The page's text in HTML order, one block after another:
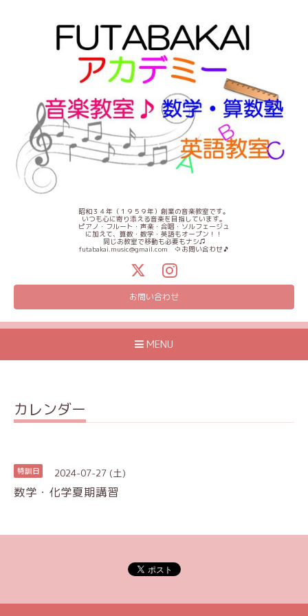
昭和３４年（１９５９年）創業の音楽教室です。
いつも心に寄り添える音楽を目指しています。
ピアノ・フルート・声楽・合唱・ソルフェージュ
に加えて、算数・数学・英語もオープン！！
同じお教室で移動も必要もナシ♫
futabakai.music@gmail.com ⇦お問い合わせ🎵
お問い合わせ
MENU
カレンダー
特訓日 2024-07-27 (土)
数学・化学夏期講習